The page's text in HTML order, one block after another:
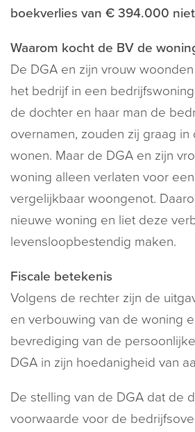
boekverlies van € 394.000
Waarom kocht de BV de
De DGA en zijn vrouw
het bedrijf in een
de dochter en haar man de
overnamen, zouden zij graag
wonen. Maar de DGA en zijn
woning alleen verlaten voor
vergelijkbaar woongenot.
nieuwe woning en liet deze
levensloopbestendig maken.
Fiscale betekenis
Volgens de rechter zijn de
en verbouwing van de woning
bevrediging van de
DGA in zijn hoedanigheid van
De stelling van de DGA dat de
voorwaarde voor de